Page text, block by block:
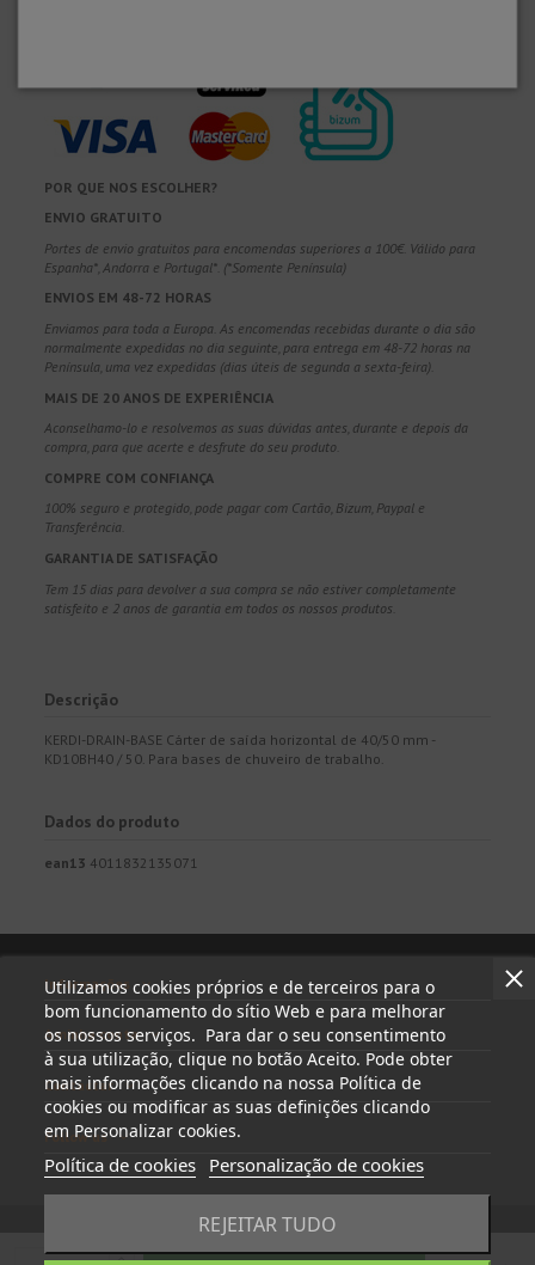
POR QUE NOS ESCOLHER?
ENVIO GRATUITO
Portes de envio gratuitos para encomendas superiores a 100€. Válido para
Espanha*, Andorra e Portugal*. (*Somente Península)
ENVIOS EM 48-72 HORAS
Enviamos para toda a Europa. As encomendas recebidas durante o dia são
normalmente expedidas no dia seguinte, para entrega em 48-72 horas na
Península, uma vez expedidas (dias úteis de segunda a sexta-feira).
MAIS DE 20 ANOS DE EXPERIÊNCIA
Aconselhamo-lo e resolvemos as suas dúvidas antes, durante e depois da
compra, para que acerte e desfrute do seu produto.
COMPRE COM CONFIANÇA
100% seguro e protegido, pode pagar com Cartão, Bizum, Paypal e
Transferência.
GARANTIA DE SATISFAÇÃO
Tem 15 dias para devolver a sua compra se não estiver completamente
satisfeito e 2 anos de garantia em todos os nossos produtos.
Descrição
KERDI-DRAIN-BASE Cárter de saída horizontal de 40/50 mm -
KD10BH40 / 50. Para bases de chuveiro de trabalho.
Dados do produto
ean13 4011832135071
Utilizamos cookies próprios e de terceiros para o
bom funcionamento do sítio Web e para melhorar
os nossos serviços. Para dar o seu consentimento
à sua utilização, clique no botão Aceito. Pode obter
mais informações clicando na nossa Política de
cookies ou modificar as suas definições clicando
em Personalizar cookies.
Política de cookies Personalização de cookies
REJEITAR TUDO
Informações
A minha conta
Contactar
Follow us